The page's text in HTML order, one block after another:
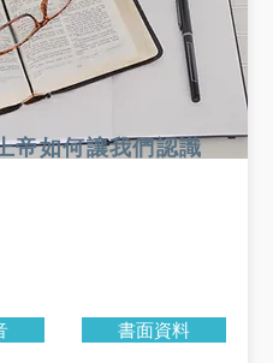
帝如何讓我們認識
書面資料